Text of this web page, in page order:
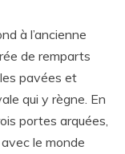
à l’ancienne
de remparts
pavées et
qui y règne. En
portes arquées,
le monde